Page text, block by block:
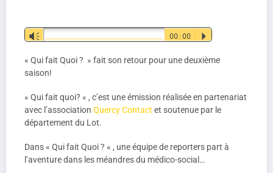
Lecteur
audio
Vm 00:00 P
« Qui fait Quoi ? » fait son retour pour une deuxième
saison!
« Qui fait quoi? « , c’est une émission réalisée en partenariat
avec l’association Quercy Contact et soutenue par le
département du Lot.
Dans « Qui fait Quoi ? « , une équipe de reporters part à
l’aventure dans les méandres du médico-social…